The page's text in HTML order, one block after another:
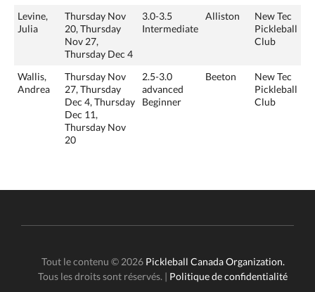
Levine,
Julia
Thursday Nov
20, Thursday
Nov 27,
Thursday Dec 4
3.0-3.5
Intermediate
Alliston
New Tec
Pickleball
Club
Wallis,
Andrea
Thursday Nov
27, Thursday
Dec 4, Thursday
Dec 11,
Thursday Nov
20
2.5-3.0
advanced
Beginner
Beeton
New Tec
Pickleball
Club
Tout le contenu © 2026 Pickleball Canada Organization.
Tous les droits sont réservés. | Politique de confidentialité